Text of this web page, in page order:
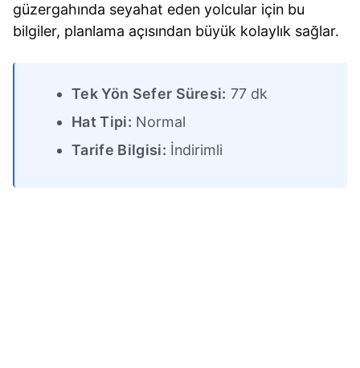
güzergahında seyahat eden yolcular için bu
bilgiler, planlama açısından büyük kolaylık sağlar.
Tek Yön Sefer Süresi: 77 dk
Hat Tipi: Normal
Tarife Bilgisi: İndirimli